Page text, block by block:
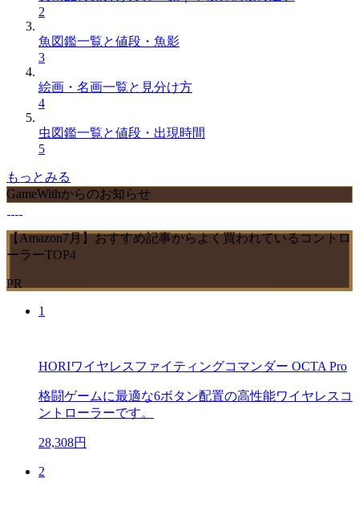
2
魚図鑑一覧と値段・魚影
3
絵画・名画一覧と見分け方
4
虫図鑑一覧と値段・出現時間
5
もっとみる
GameWithからのお知らせ
【Amazon7月】おすすめ記事からよく買われているコントロ
ーラーTOP4
PR
1
HORIワイヤレスファイティングコマンダー OCTA Pro
格闘ゲームに最適な6ボタン配置の高性能ワイヤレスコ
ントローラーです。
28,308円
2